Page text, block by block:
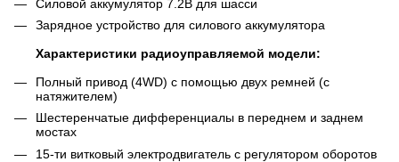
Силовой аккумулятор 7.2В для шасси
Зарядное устройство для силового аккумулятора
Характеристики радиоуправляемой модели:
Полный привод (4WD) с помощью двух ремней (с
натяжителем)
Шестеренчатые дифференциалы в переднем и заднем
мостах
15-ти витковый электродвигатель с регулятором оборотов